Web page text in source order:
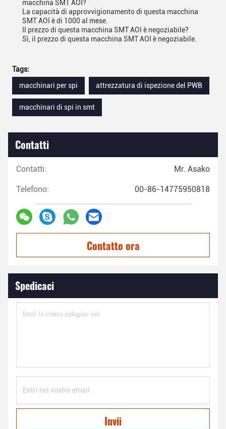
macchina SMT AOI?
La capacità di approvvigionamento di questa macchina
SMT AOI è di 1000 al mese.
Il prezzo di questa macchina SMT AOI è negoziabile?
Sì, il prezzo di questa macchina SMT AOI è negoziabile.
Tags:
macchinari per spi
attrezzatura di ispezione del PWB
macchinari di spi in smt
Contatti
Contatti: Mr. Asako
Telefono: 00-86-14775950818
Contatto ora
Spedicaci
Invii